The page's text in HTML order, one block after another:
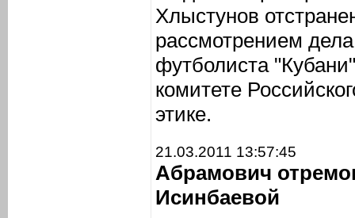
Хлыстунов
рассмотрением
футболиста
комитете
этике.
21.03.2011 13:57:45
Абрамович
Исинбаевой